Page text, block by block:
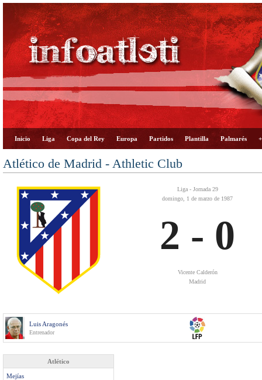
Inicio Liga Copa del Rey Europa Partidos Plantilla Palmarés
Atlético de Madrid - Athletic Club
Liga - Jornada 29
domingo, 1 de marzo de 1987
2 - 0
Vicente Calderón
Madrid
Luis Aragonés
Entrenador
Atlético
Mejías